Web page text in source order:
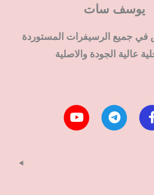
يوسف سات
جميع الرسيفرات المستوردة
عالية الجودة والاصلية